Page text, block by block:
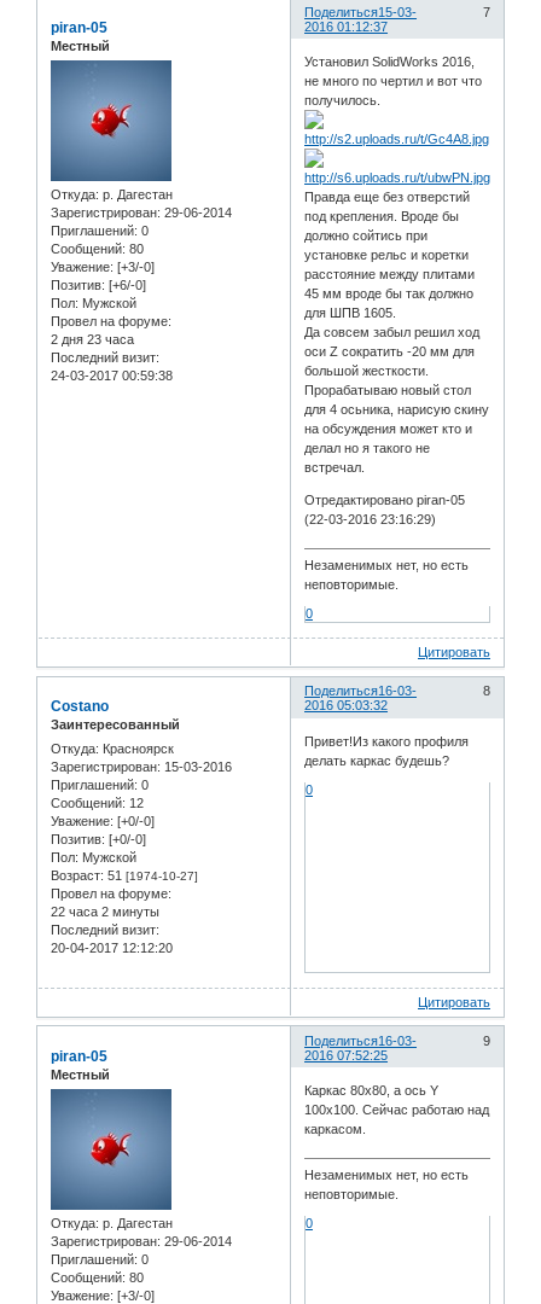
Поделиться 7
15-03-
2016 01:12:37
piran-05
Местный
Откуда: р. Дагестан
Зарегистрирован: 29-06-2014
Приглашений: 0
Сообщений: 80
Уважение: [+3/-0]
Позитив: [+6/-0]
Пол: Мужской
Провел на форуме:
2 дня 23 часа
Последний визит:
24-03-2017 00:59:38
Установил SolidWorks 2016,
не много по чертил и вот что
получилось.
Правда еще без отверстий
под крепления. Вроде бы
должно сойтись при
установке рельс и коретки
расстояние между плитами
45 мм вроде бы так должно
для ШПВ 1605.
Да совсем забыл решил ход
оси Z сократить -20 мм для
большой жесткости.
Прорабатываю новый стол
для 4 осьника, нарисую скину
на обсуждения может кто и
делал но я такого не
встречал.
Отредактировано piran-05
(22-03-2016 23:16:29)
Незаменимых нет, но есть
неповторимые.
0
Цитировать
Поделиться 8
16-03-
2016 05:03:32
Costano
Заинтересованный
Откуда: Красноярск
Зарегистрирован: 15-03-2016
Приглашений: 0
Сообщений: 12
Уважение: [+0/-0]
Позитив: [+0/-0]
Пол: Мужской
Возраст: 51 [1974-10-27]
Провел на форуме:
22 часа 2 минуты
Последний визит:
20-04-2017 12:12:20
Привет!Из какого профиля
делать каркас будешь?
0
Цитировать
Поделиться 9
16-03-
2016 07:52:25
piran-05
Местный
Откуда: р. Дагестан
Зарегистрирован: 29-06-2014
Приглашений: 0
Сообщений: 80
Уважение: [+3/-0]
Каркас 80х80, а ось Y
100х100. Сейчас работаю над
каркасом.
Незаменимых нет, но есть
неповторимые.
0